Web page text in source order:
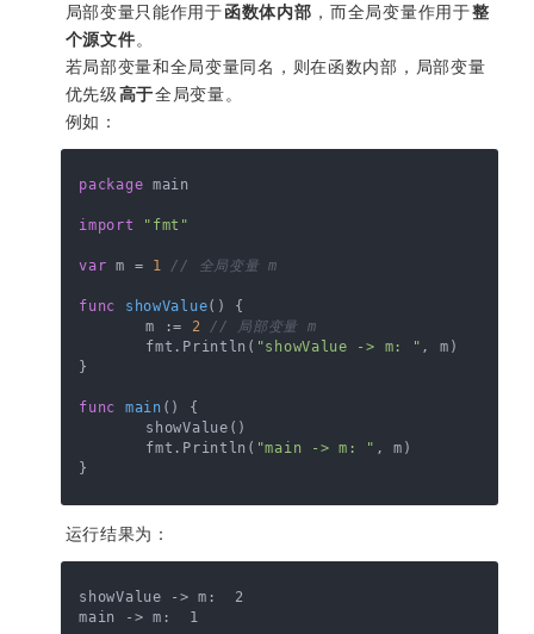
局部变量只能作用于函数体内部 ，而全局变量作用于整
个源文件。
若局部变量和全局变量同名，则在函数内部，局部变量
优先级高于全局变量。
例如：
package main
import "fmt"
var m = 1 // 全局变量 m
func showValue()
{
	m :=
2
// 局部变量 m
	fmt.Println(
"showValue -> m: " , m)
}
func main ()
{
	fmt.Println(
"main -> m: " , m)
运行结果为：
showValue -> m:  2